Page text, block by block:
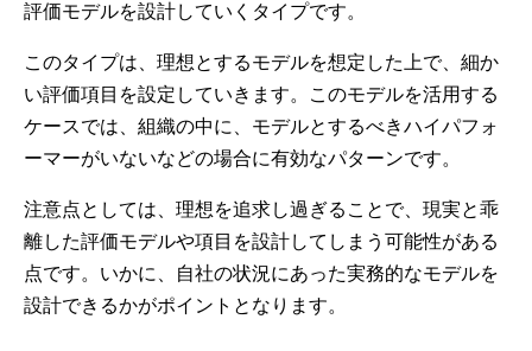
評価モデルを設計していくタイプです。
このタイプは、理想とするモデルを想定した上で、細か
い評価項目を設定していきます。このモデルを活用する
ケースでは、組織の中に、モデルとするべきハイパフォ
ーマーがいないなどの場合に有効なパターンです。
注意点としては、理想を追求し過ぎることで、現実と乖
離した評価モデルや項目を設計してしまう可能性がある
点です。いかに、自社の状況にあった実務的なモデルを
設計できるかがポイントとなります。